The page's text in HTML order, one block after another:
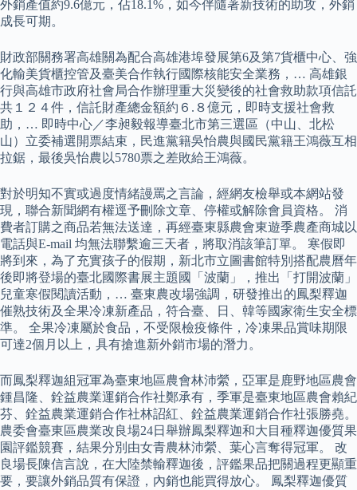
外銷產值約9.6億元，佔18.1%，如今伴隨著新技術的助攻，外銷
成長可期。
財政部關務署高雄關為配合高雄港埠發展第6及第7貨櫃中心、強
化輸美貨櫃控管及臺美合作執行國際核能安全業務，… 高雄銀
行與高雄市政府社會局合作辦理重大災變後的社會救助款項信託
共１２４件，信託財產總金額約６.８億元，即時支援社會救
助，… 即時中心／李昶毅報導臺北市第三選區（中山、北松
山）立委補選開票結束，民進黨籍吳怡農與國民黨籍王鴻薇互相
拉鋸，最後吳怡農以5780票之差敗給王鴻薇。
對於明知不實或過度情緒謾罵之言論，經網友檢舉或本網站發
現，聯合新聞網有權逕予刪除文章、停權或解除會員資格。 消
費者訂購之商品若無法送達，再經臺東縣農會東遊季農產商城以
電話與E-mail 均無法聯繫逾三天者，將取消該筆訂單。 寒假即
將到來，為了充實孩子的假期，新北市立圖書館特別搭配農曆年
後即將登場的臺北國際書展主題國「波蘭」，推出「打開波蘭」
兒童寒假閱讀活動，… 臺東農改場強調，研發推出的鳳梨釋迦
催熟技術及全果冷凍新產品，符合臺、日、韓等國家衛生安全標
準。 全果冷凍屬於食品，不受限檢疫條件，冷凍果品賞味期限
可達2個月以上，具有搶進新外銷市場的潛力。
而鳳梨釋迦組冠軍為臺東地區農會林沛縈，亞軍是鹿野地區農會
鍾昌隆、銓益農業運銷合作社鄭承有，季軍是臺東地區農會賴紀
芬、銓益農業運銷合作社林詔紅、銓益農業運銷合作社張勝堯。
農委會臺東區農業改良場24日舉辦鳳梨釋迦和大目種釋迦優質果
園評鑑競賽，結果分別由女青農林沛縈、葉心言奪得冠軍。 改
良場長陳信言說，在大陸禁輸釋迦後，評鑑果品把關過程更顯重
要，要讓外銷品質有保證，內銷也能買得放心。 鳳梨釋迦優質